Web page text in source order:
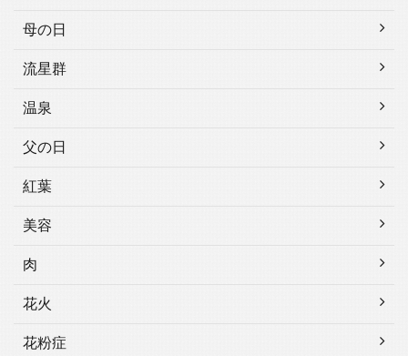
母の日
流星群
温泉
父の日
紅葉
美容
肉
花火
花粉症